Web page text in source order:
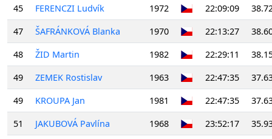
45
FERENCZI Ludvík 1972 22:09:09
47
ŠAFRÁNKOVÁ Blanka 1970 22:13:27
48
ŽID Martin 1982 22:29:11
49
ZEMEK Rostislav 1963 22:47:35
49
KROUPA Jan 1981 22:47:35
51
JAKUBOVÁ Pavlína 1968 23:52:17